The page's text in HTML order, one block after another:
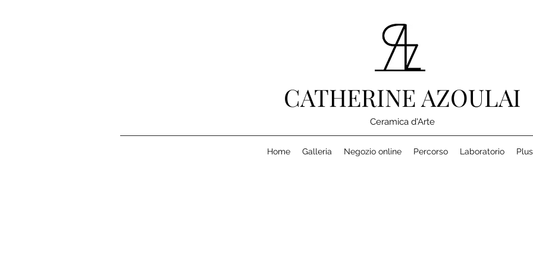
CATHERINE AZOULAI
Ceramica d'Arte
Home Galleria Negozio online Percorso Laboratorio Plus